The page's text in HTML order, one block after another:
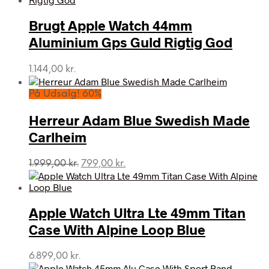
Brugt Apple Watch 44mm
Aluminium Gps Guld Rigtig God
1.144,00 kr.
På Udsalg! 60%
Herreur Adam Blue Swedish Made
Carlheim
1.999,00kr. Den
oprindelige
1.999,00 kr..
799,00 kr.
aktuelle
799,00 kr..
Apple Watch Ultra Lte 49mm Titan
Case With Alpine Loop Blue
6.899,00 kr.